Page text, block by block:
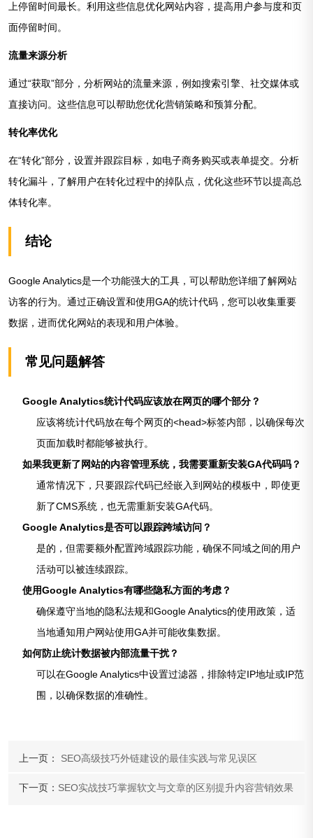
上停留时间最长。利用这些信息优化网站内容，提高用户参与度和页
面停留时间。
流量来源分析
通过“获取”部分，分析网站的流量来源，例如搜索引擎、社交媒体或
直接访问。这些信息可以帮助您优化营销策略和预算分配。
转化率优化
在“转化”部分，设置并跟踪目标，如电子商务购买或表单提交。分析
转化漏斗，了解用户在转化过程中的掉队点，优化这些环节以提高总
体转化率。
结论
Google Analytics是一个功能强大的工具，可以帮助您详细了解网站
访客的行为。通过正确设置和使用GA的统计代码，您可以收集重要
数据，进而优化网站的表现和用户体验。
常见问题解答
Google Analytics统计代码应该放在网页的哪个部分？
应该将统计代码放在每个网页的<head>标签内部，以确保每次
页面加载时都能够被执行。
如果我更新了网站的内容管理系统，我需要重新安装GA代码吗？
通常情况下，只要跟踪代码已经嵌入到网站的模板中，即使更
新了CMS系统，也无需重新安装GA代码。
Google Analytics是否可以跟踪跨域访问？
是的，但需要额外配置跨域跟踪功能，确保不同域之间的用户
活动可以被连续跟踪。
使用Google Analytics有哪些隐私方面的考虑？
确保遵守当地的隐私法规和Google Analytics的使用政策，适
当地通知用户网站使用GA并可能收集数据。
如何防止统计数据被内部流量干扰？
可以在Google Analytics中设置过滤器，排除特定IP地址或IP范
围，以确保数据的准确性。
上一页： SEO高级技巧外链建设的最佳实践与常见误区
下一页： SEO实战技巧掌握软文与文章的区别提升内容营销效果